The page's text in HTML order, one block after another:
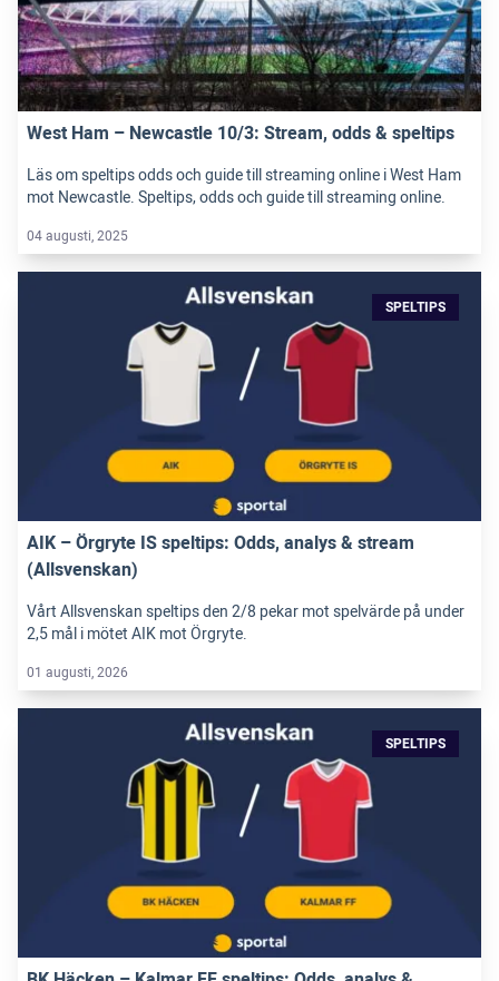
West Ham – Newcastle 10/3: Stream, odds & speltips
Läs om speltips odds och guide till streaming online i West Ham
mot Newcastle. Speltips, odds och guide till streaming online.
04 augusti, 2025
SPELTIPS
AIK – Örgryte IS speltips: Odds, analys & stream
(Allsvenskan)
Vårt Allsvenskan speltips den 2/8 pekar mot spelvärde på under
2,5 mål i mötet AIK mot Örgryte.
01 augusti, 2026
SPELTIPS